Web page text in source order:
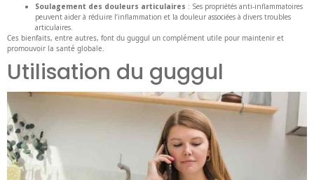
Soulagement des douleurs articulaires : Ses propriétés anti-inflammatoires
peuvent aider à réduire l’inflammation et la douleur associées à divers troubles
articulaires.
Ces bienfaits, entre autres, font du guggul un complément utile pour maintenir et
promouvoir la santé globale.
Utilisation du guggul